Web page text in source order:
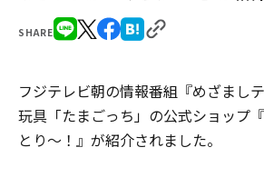
SHARE
フジテレビ朝の情報番組『めざまし
玩具「たまごっち」の公式ショップ
とり～！』が紹介されました。